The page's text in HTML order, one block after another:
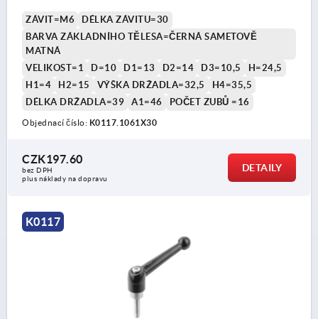
ZÁVIT=M6
DÉLKA ZÁVITU=30
BARVA ZÁKLADNÍHO TĚLESA=ČERNÁ SAMETOVĚ
MATNÁ
VELIKOST=1
D=10 D1=13 D2=14 D3=10,5
H=24,5
H1=4
H2=15 VÝŠKA DRŽADLA=32,5
H4=35,5
DÉLKA DRŽADLA=39
A1=46 POČET ZUBŮ =16
Objednací číslo: K0117.1061X30
CZK197.60
bez DPH
plus náklady na dopravu
DETAILY
K0117